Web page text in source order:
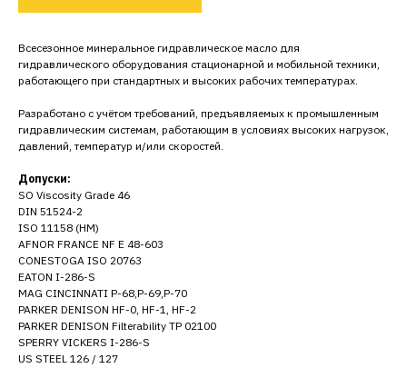
Всесезонное минеральное гидравлическое масло для
гидравлического оборудования стационарной и мобильной техники,
работающего при стандартных и высоких рабочих температурах.
Разработано с учётом требований, предъявляемых к промышленным
гидравлическим системам, работающим в условиях высоких нагрузок,
давлений, температур и/или скоростей.
Допуски:
SO Viscosity Grade 46
DIN 51524-2
ISO 11158 (HM)
AFNOR FRANCE NF E 48-603
CONESTOGA ISO 20763
EATON I-286-S
MAG CINCINNATI P-68,P-69,P-70
PARKER DENISON HF-0, HF-1, HF-2
PARKER DENISON Filterability TP 02100
SPERRY VICKERS I-286-S
US STEEL 126 / 127